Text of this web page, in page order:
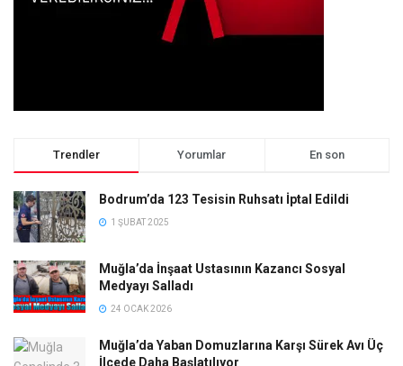
Trendler Yorumlar En son
Bodrum’da 123 Tesisin Ruhsatı İptal Edildi
1 ŞUBAT 2025
Muğla’da İnşaat Ustasının Kazancı Sosyal
Medyayı Salladı
24 OCAK 2026
Muğla’da Yaban Domuzlarına Karşı Sürek Avı Üç
İlçede Daha Başlatılıyor